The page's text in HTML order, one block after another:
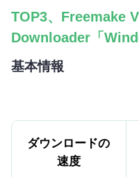
TOP3、Freemake
Downloader「
基本情報
ダウンロードの
速度